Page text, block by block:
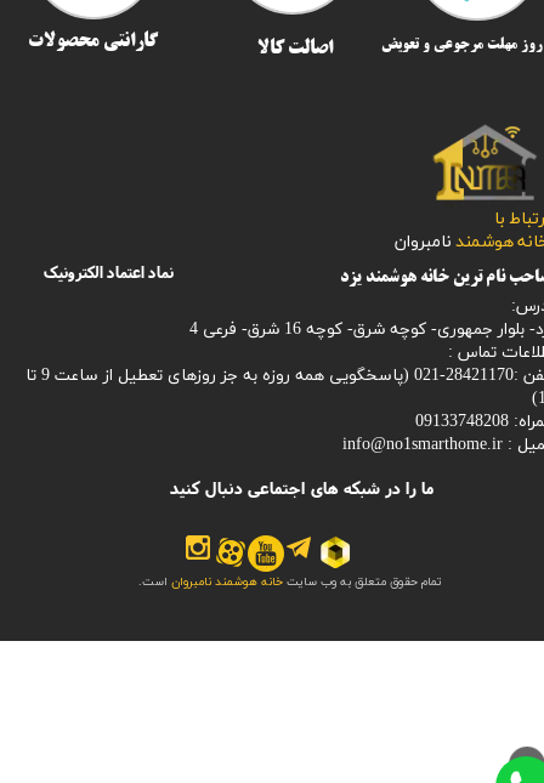
تمام حقوق متعلق به وب سایت خانه هوشمند نامبروان است.
با
هوشمند نامبروان
>
بلوار جمهوری- کوچه شرق- کوچه 16 شرق- فرعی 4
تماس :
021 (
پاسخگویی همه روزه به جز روزهای تعطیل از ساعت 9 تا
09133748208
:
info@no1smarthome.ir
ما را در شبکه های اجتماعی دنبال کنید
نماد اعتماد الکترونیک
اصالت کالا گارانتی محصولات
نام ترین خانه هوشمند یزد